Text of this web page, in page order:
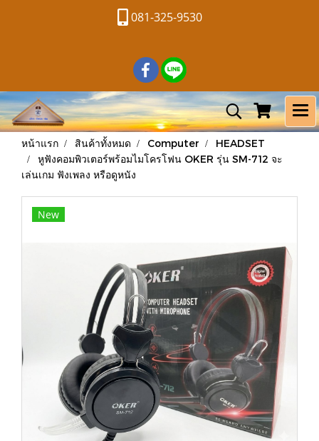
081-325-9530
หน้าแรก สินค้าทั้งหมด Computer
HEADSET
หูฟังคอมพิวเตอร์พร้อมไมโครโฟน OKER รุ่น SM-712 จะ
เล่นเกม ฟังเพลง หรือดูหนัง
New